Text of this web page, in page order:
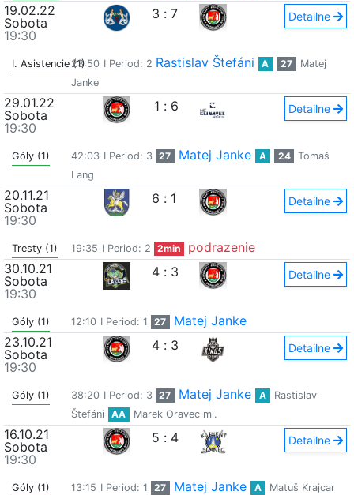
19.02.22
Sobota
19:30
3 : 7 Detailne
I. Asistencie (1)23:50 I Period: 2 Rastislav Štefáni A 27
Matej
Janke
29.01.22
Sobota
19:30
1 : 6 Detailne
Góly (1) 42:03 I Period: 3 27 Matej Janke A 24
Tomaš
Lang
20.11.21
Sobota
19:30
6 : 1 Detailne
Tresty (1) 19:35 I Period: 2 2min
podrazenie
30.10.21
Sobota
19:30
4 : 3 Detailne
Góly (1) 12:10 I Period: 1 27
Matej Janke
23.10.21
Sobota
19:30
4 : 3 Detailne
Góly (1) 38:20 I Period: 3 27 Matej Janke A
Rastislav
Štefáni
AA Marek Oravec ml.
16.10.21
Sobota
19:30
5 : 4 Detailne
Góly (1) 13:15 I Period: 1 27 Matej Janke A Matuš Krajcar